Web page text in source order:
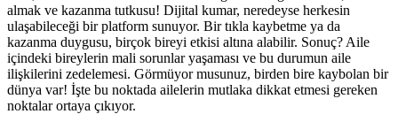
almak ve kazanma tutkusu! Dijital kumar, neredeyse herkesin
ulaşabileceği bir platform sunuyor. Bir tıkla kaybetme ya da
kazanma duygusu, birçok bireyi etkisi altına alabilir. Sonuç? Aile
içindeki bireylerin mali sorunlar yaşaması ve bu durumun aile
ilişkilerini zedelemesi. Görmüyor musunuz, birden bire kaybolan bir
dünya var! İşte bu noktada ailelerin mutlaka dikkat etmesi gereken
noktalar ortaya çıkıyor.